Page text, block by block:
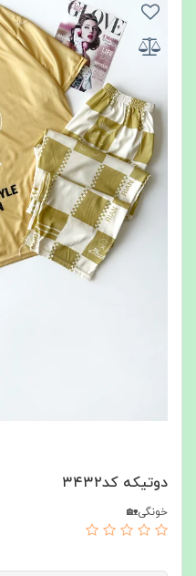
دوتیکه کد۳۴۳۲
خونگی🏡